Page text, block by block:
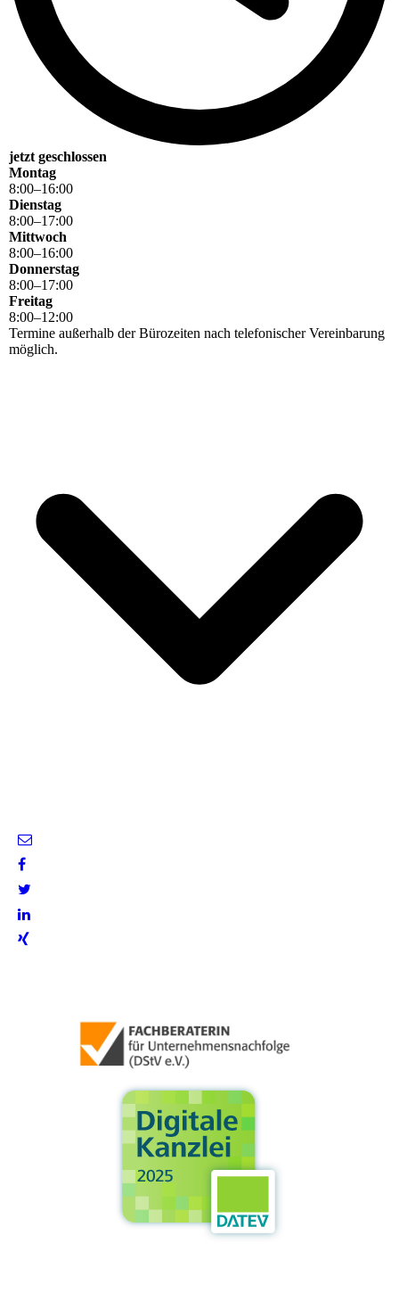
jetzt geschlossen
Montag
8:00–16:00
Dienstag
8:00–17:00
Mittwoch
8:00–16:00
Donnerstag
8:00–17:00
Freitag
8:00–12:00
Termine außerhalb der Bürozeiten nach telefonischer Vereinbarung
möglich.